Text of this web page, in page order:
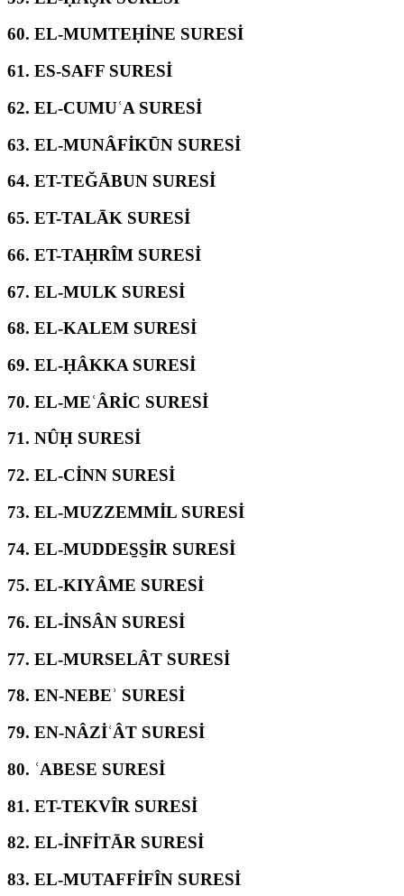
60. EL-MUMTEḤİNE SURESİ
61. ES-SAFF SURESİ
62. EL-CUMUʿA SURESİ
63. EL-MUNÂFİKŪN SURESİ
64. ET-TEĞĀBUN SURESİ
65. ET-TALĀK SURESİ
66. ET-TAḤRÎM SURESİ
67. EL-MULK SURESİ
68. EL-KALEM SURESİ
69. EL-ḤÂKKA SURESİ
70. EL-MEʿÂRİC SURESİ
71. NÛḤ SURESİ
72. EL-CİNN SURESİ
73. EL-MUZZEMMİL SURESİ
74. EL-MUDDES̱S̱İR SURESİ
75. EL-KIYÂME SURESİ
76. EL-İNSÂN SURESİ
77. EL-MURSELÂT SURESİ
78. EN-NEBEʾ SURESİ
79. EN-NÂZİʿÂT SURESİ
80. ʿABESE SURESİ
81. ET-TEKVÎR SURESİ
82. EL-İNFİTĀR SURESİ
83. EL-MUTAFFİFÎN SURESİ